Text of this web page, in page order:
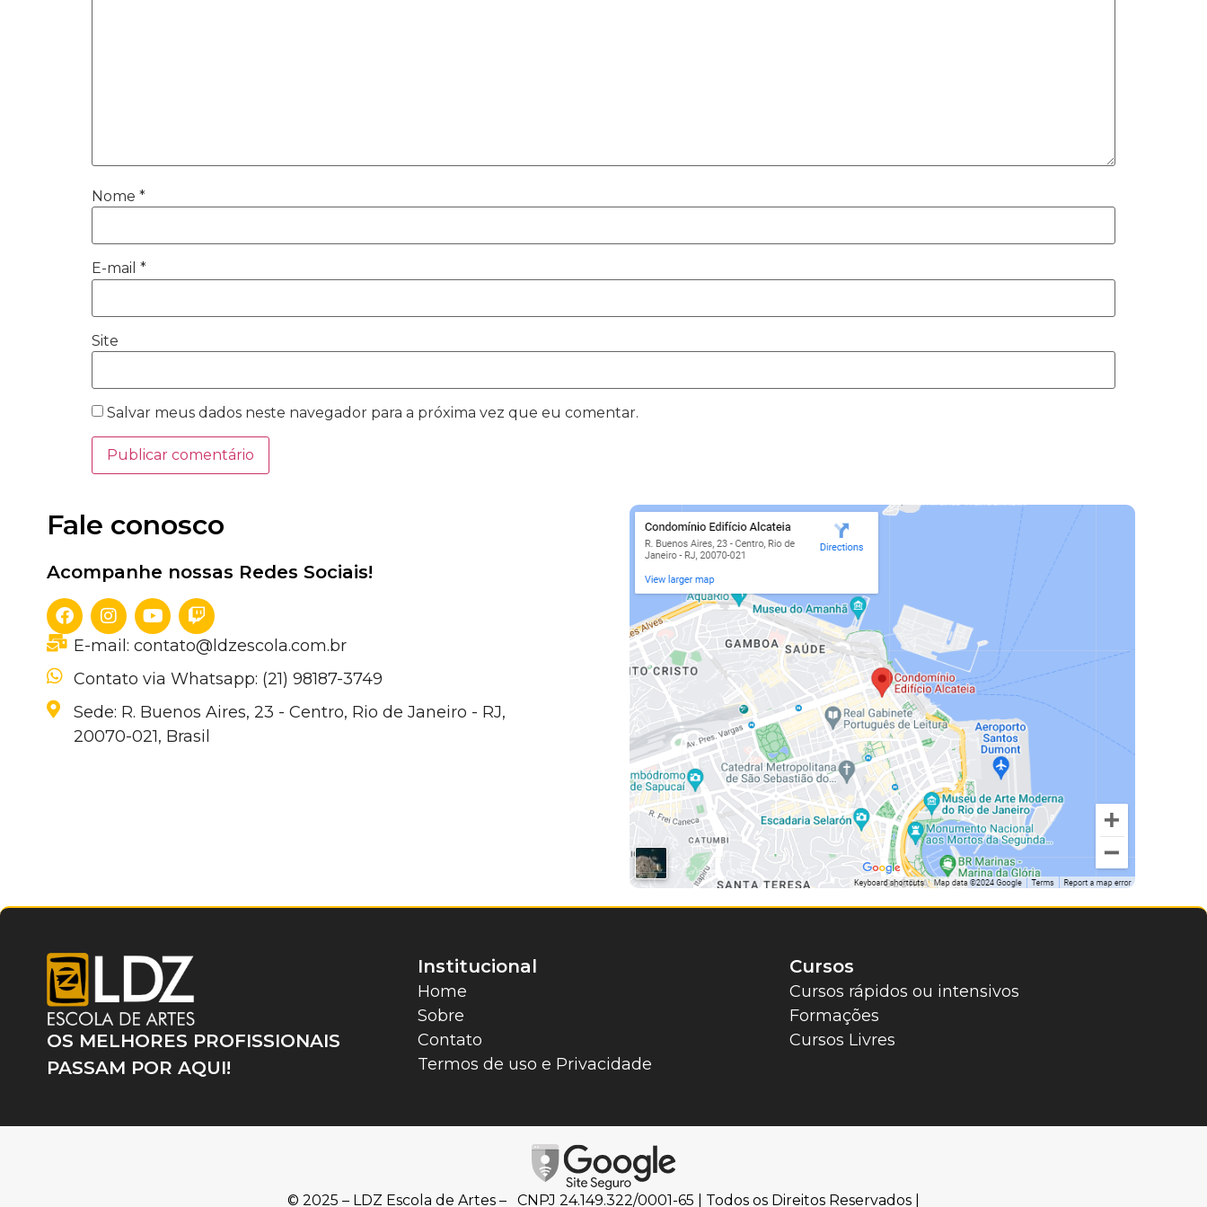
Nome *
E-mail *
Site
Salvar meus dados neste navegador para a próxima vez que eu comentar.
Fale conosco
Acompanhe nossas Redes Sociais!
E-mail: contato@ldzescola.com.br
Contato via Whatsapp: (21) 98187-3749
Sede: R. Buenos Aires, 23 - Centro, Rio de Janeiro - RJ,
20070-021, Brasil
OS MELHORES PROFISSIONAIS
PASSAM POR AQUI!
Institucional
Home
Sobre
Contato
Termos de uso e Privacidade
Cursos
Cursos rápidos ou intensivos
Formações
Cursos Livres
© 2025 – LDZ Escola de Artes – CNPJ 24.149.322/0001-65 | Todos os Direitos Reservados |